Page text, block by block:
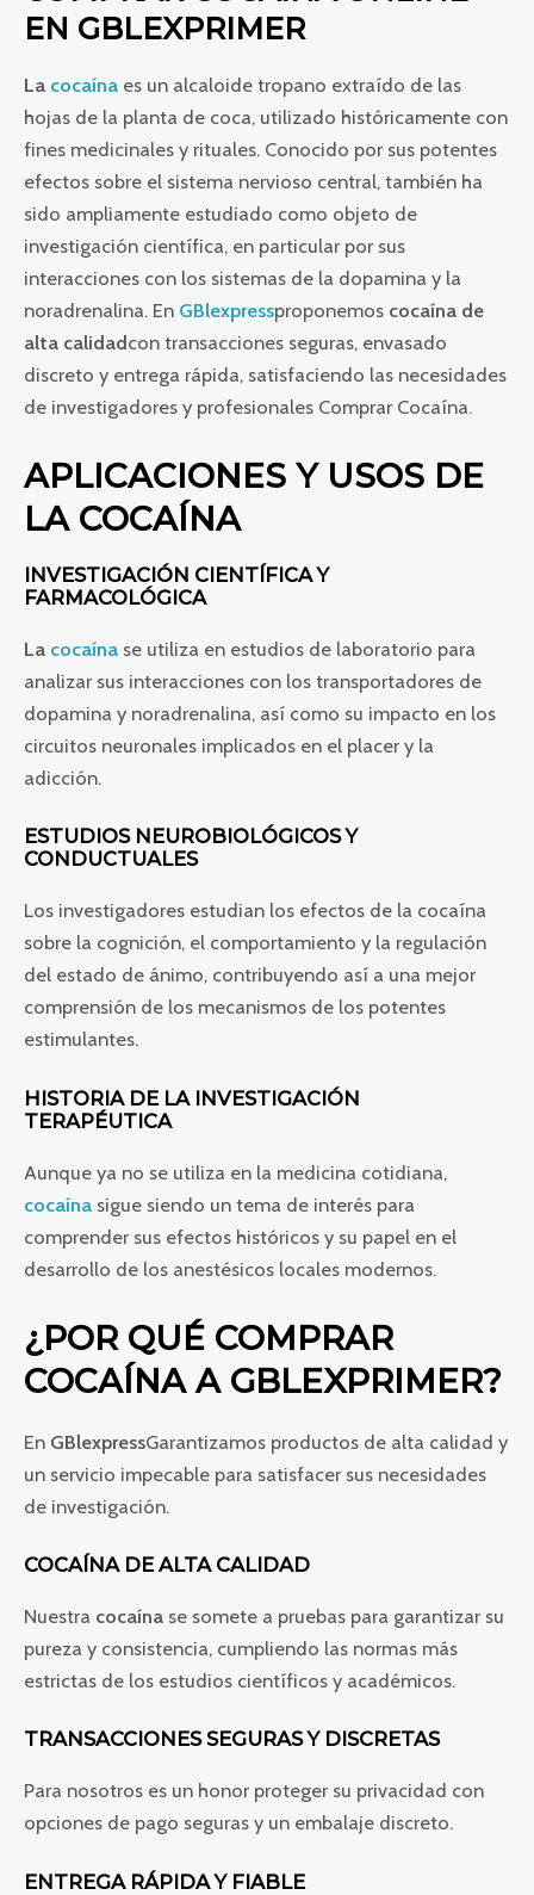
EN GBLEXPRIMER
La cocaína es un alcaloide tropano extraído de las
hojas de la planta de coca, utilizado históricamente con
fines medicinales y rituales. Conocido por sus potentes
efectos sobre el sistema nervioso central, también ha
sido ampliamente estudiado como objeto de
investigación científica, en particular por sus
interacciones con los sistemas de la dopamina y la
noradrenalina. En GBlexpressproponemos cocaína de
alta calidadcon transacciones seguras, envasado
discreto y entrega rápida, satisfaciendo las necesidades
de investigadores y profesionales Comprar Cocaína.
APLICACIONES Y USOS DE
LA COCAÍNA
INVESTIGACIÓN CIENTÍFICA Y
FARMACOLÓGICA
La cocaína se utiliza en estudios de laboratorio para
analizar sus interacciones con los transportadores de
dopamina y noradrenalina, así como su impacto en los
circuitos neuronales implicados en el placer y la
adicción.
ESTUDIOS NEUROBIOLÓGICOS Y
CONDUCTUALES
Los investigadores estudian los efectos de la cocaína
sobre la cognición, el comportamiento y la regulación
del estado de ánimo, contribuyendo así a una mejor
comprensión de los mecanismos de los potentes
estimulantes.
HISTORIA DE LA INVESTIGACIÓN
TERAPÉUTICA
Aunque ya no se utiliza en la medicina cotidiana,
cocaína sigue siendo un tema de interés para
comprender sus efectos históricos y su papel en el
desarrollo de los anestésicos locales modernos.
¿POR QUÉ COMPRAR
COCAÍNA A GBLEXPRIMER?
En GBlexpressGarantizamos productos de alta calidad y
un servicio impecable para satisfacer sus necesidades
de investigación.
COCAÍNA DE ALTA CALIDAD
Nuestra cocaína se somete a pruebas para garantizar su
pureza y consistencia, cumpliendo las normas más
estrictas de los estudios científicos y académicos.
TRANSACCIONES SEGURAS Y DISCRETAS
Para nosotros es un honor proteger su privacidad con
opciones de pago seguras y un embalaje discreto.
ENTREGA RÁPIDA Y FIABLE